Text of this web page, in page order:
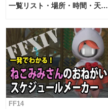
一覧リスト・場所・時間・天
FF14